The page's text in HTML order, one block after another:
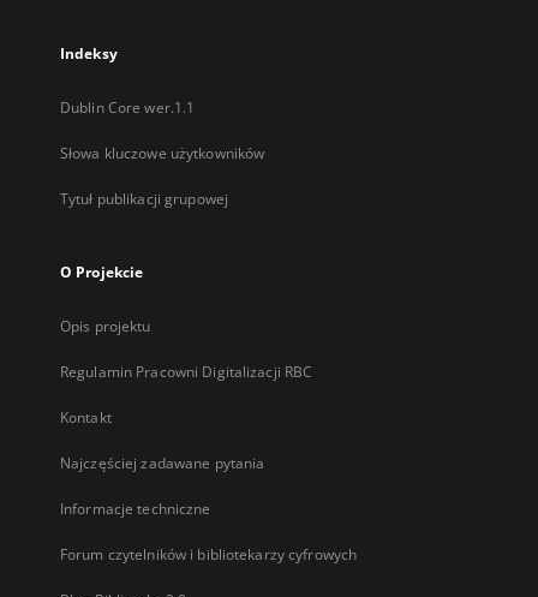
Indeksy
Dublin Core wer.1.1
Słowa kluczowe użytkowników
Tytuł publikacji grupowej
O Projekcie
Opis projektu
Regulamin Pracowni Digitalizacji RBC
Kontakt
Najczęściej zadawane pytania
Informacje techniczne
Forum czytelników i bibliotekarzy cyfrowych